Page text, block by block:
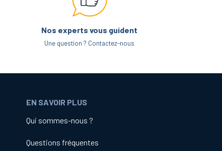
Nos experts vous guident
Une question ? Contactez-nous
EN SAVOIR PLUS
Qui sommes-nous ?
Questions fréquentes